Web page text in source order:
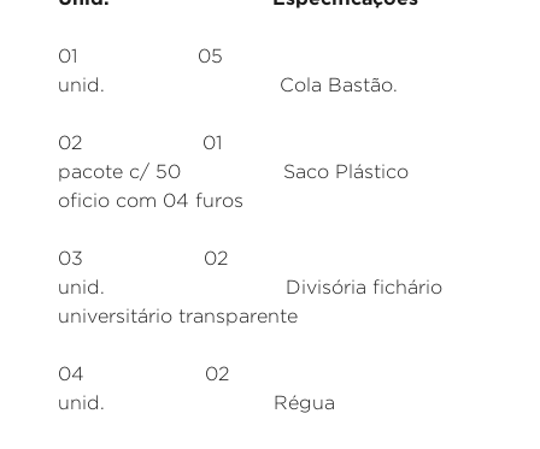
01 05
unid. Cola Bastão.
02 01
pacote c/ 50 Saco Plástico
oficio com 04 furos
03 02
unid. Divisória fichário
universitário transparente
04 02
unid. Régua